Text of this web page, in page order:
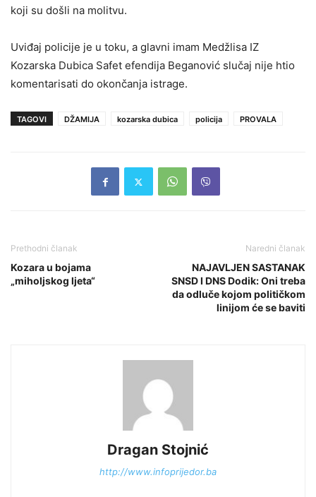
koji su došli na molitvu.
Uviđaj policije je u toku, a glavni imam Medžlisa IZ
Kozarska Dubica Safet efendija Beganović slučaj nije htio
komentarisati do okončanja istrage.
TAGOVI DŽAMIJA kozarska dubica policija PROVALA
Prethodni članak
Kozara u bojama
„miholjskog ljeta“
Naredni članak
NAJAVLJEN SASTANAK
SNSD I DNS Dodik: Oni treba
da odluče kojom političkom
linijom će se baviti
Dragan Stojnić
http://www.infoprijedor.ba